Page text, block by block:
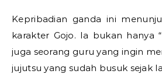
Kepribadian ganda ini
karakter Gojo. Ia bukan hanya
juga seorang guru yang ingin
jujutsu yang sudah busuk sejak